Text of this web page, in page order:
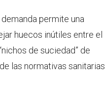
permite una
huecos inútiles entre el
de suciedad” de
las normativas sanitarias